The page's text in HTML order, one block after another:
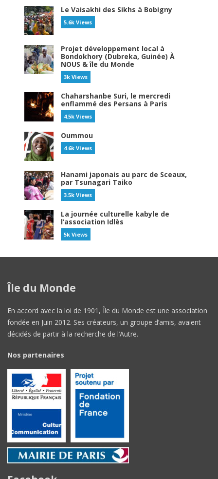
Le Vaisakhi des Sikhs à Bobigny
5.6k Views
Projet développement local à
Bondokhory (Dubreka, Guinée) À
NOUS & île du Monde
3k Views
Chaharshanbe Suri, le mercredi
enflammé des Persans à Paris
4.5k Views
Oummou
4.6k Views
Hanami japonais au parc de Sceaux,
par Tsunagari Taiko
3.5k Views
La journée culturelle kabyle de
l’association Idlès
5k Views
Île du Monde
En accord avec la loi de 1901, Île du Monde est une association
fondée en Juin 2012. Ses créateurs, un groupe d’amis, avaient
décidés de partir à la recherche de l’Autre.
Nos partenaires